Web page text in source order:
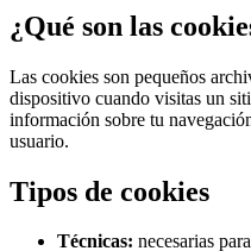
¿Qué son las
Las cookies son pequeños
dispositivo cuando visitas un
información sobre tu
usuario.
Tipos de cookies
Técnicas: necesarias